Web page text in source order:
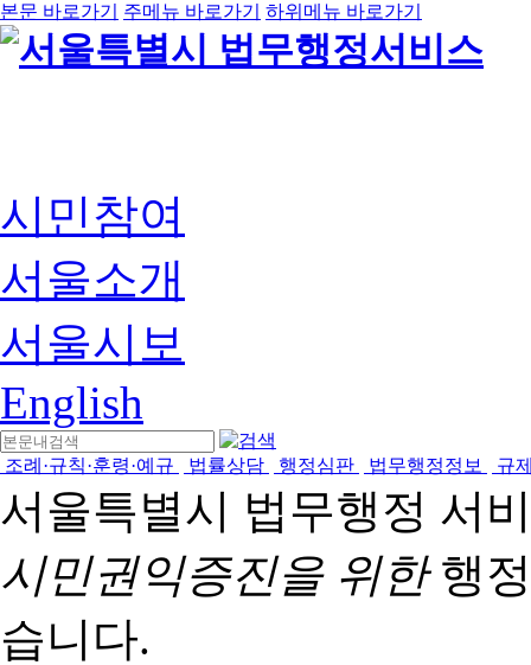
본문 바로가기 주메뉴 바로가기 하위메뉴 바로가기
시민참여
서울소개
서울시보
English
조례·규칙·훈령·예규 법률상담 행정심판 법무행정정보 규
서울특별시 법무행정 서
시민권익증진을 위한행
습니다.